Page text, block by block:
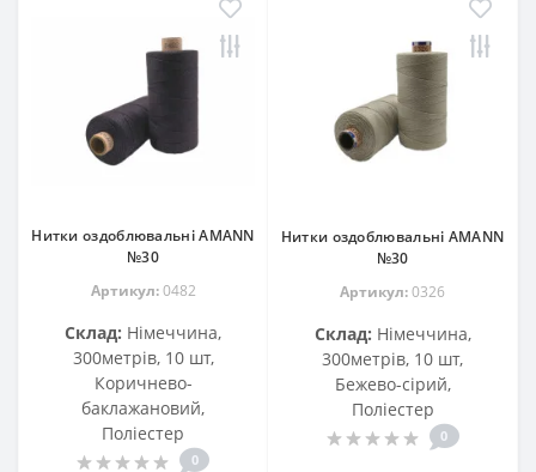
Нитки оздоблювальні AMANN
№30
Артикул:0482
Склад: Німеччина,
300метрів, 10 шт,
Коричнево-
баклажановий,
Поліестер
0
Нитки оздоблювальні AMANN
№30
Артикул:0326
Склад: Німеччина,
300метрів, 10 шт,
Бежево-сірий,
Поліестер
0